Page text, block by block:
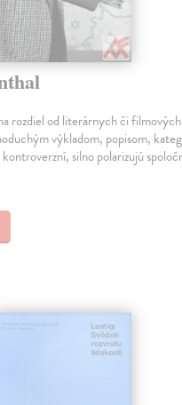
rozdiel od literárnych či
výkladom, popisom,
silno polarizujú